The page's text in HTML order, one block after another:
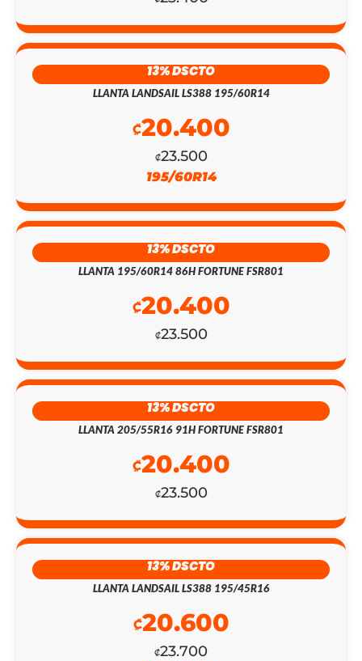
13% DSCTO
LLANTA LANDSAIL LS388 195/60R14
₡23.500
₡20.400
195/60R14
13% DSCTO
LLANTA 195/60R14 86H FORTUNE FSR801
₡23.500
₡20.400
13% DSCTO
LLANTA 205/55R16 91H FORTUNE FSR801
₡23.500
₡20.400
13% DSCTO
LLANTA LANDSAIL LS388 195/45R16
₡23.700
₡20.600
ORIGINAL
ERA:
₡153.900.
ACTUAL
ES:
₡133.800.